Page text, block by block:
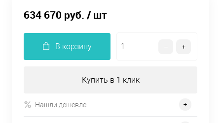
634 670 руб. / шт
В корзину
Купить в 1 клик
Нашли дешевле